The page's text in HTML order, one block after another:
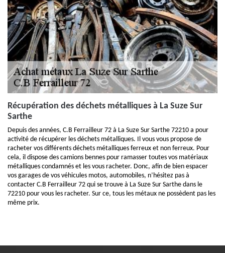
Récupération des déchets métalliques à La Suze Sur
Sarthe
Depuis des années, C.B Ferrailleur 72 à La Suze Sur Sarthe 72210 a pour
activité de récupérer les déchets métalliques. Il vous vous propose de
racheter vos différents déchets métalliques ferreux et non ferreux. Pour
cela, il dispose des camions bennes pour ramasser toutes vos matériaux
métalliques condamnés et les vous racheter. Donc, afin de bien espacer
vos garages de vos véhicules motos, automobiles, n’hésitez pas à
contacter C.B Ferrailleur 72 qui se trouve à La Suze Sur Sarthe dans le
72210 pour vous les racheter. Sur ce, tous les métaux ne possèdent pas les
même prix.